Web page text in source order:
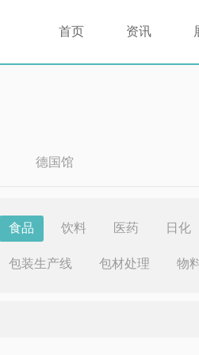
首页 资讯
德国馆
食品 饮料 医药 日化
包装生产线 包材处理 物